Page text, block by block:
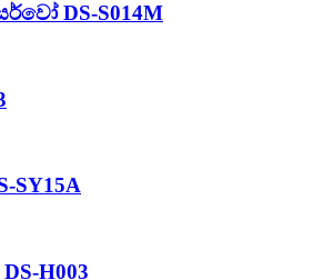
DS-S014M
H003